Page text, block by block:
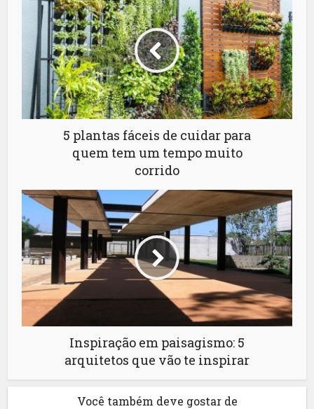
5 plantas fáceis de cuidar para
quem tem um tempo muito
corrido
Inspiração em paisagismo: 5
arquitetos que vão te inspirar
Você também deve gostar de